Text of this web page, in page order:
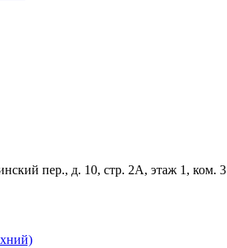
пер., д. 10, стр. 2А, этаж 1, ком. 3